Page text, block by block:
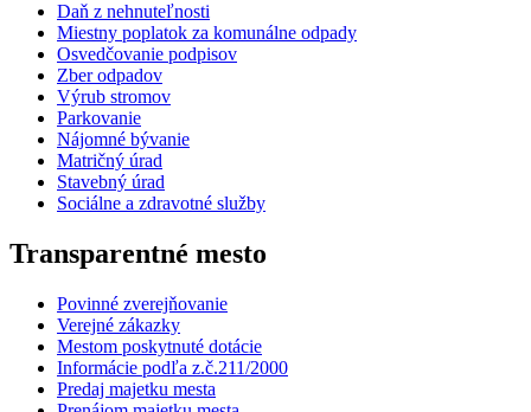
Daň z nehnuteľnosti
Miestny poplatok za komunálne odpady
Osvedčovanie podpisov
Zber odpadov
Výrub stromov
Parkovanie
Nájomné bývanie
Matričný úrad
Stavebný úrad
Sociálne a zdravotné služby
Transparentné mesto
Povinné zverejňovanie
Verejné zákazky
Mestom poskytnuté dotácie
Informácie podľa z.č.211/2000
Predaj majetku mesta